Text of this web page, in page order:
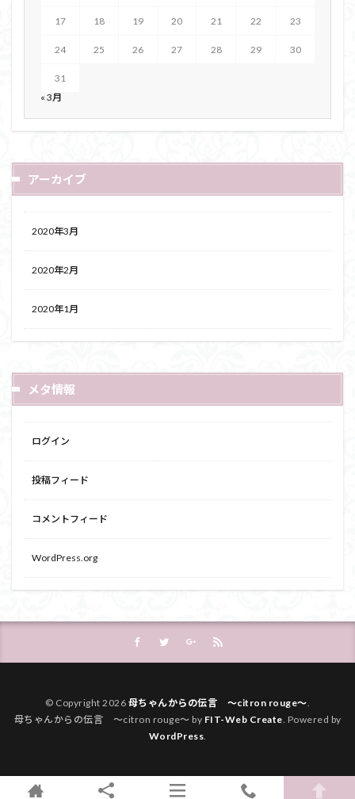
17 18 19 20 21 22 23
24 25 26 27 28 29 30
31
« 3月
アーカイブ
2020年3月
2020年2月
2020年1月
メタ情報
ログイン
投稿フィード
コメントフィード
WordPress.org
© Copyright 2026 母ちゃんからの伝言 ～citron rouge～.
母ちゃんからの伝言 ～citron rouge～ by FIT-Web Create. Powered by
WordPress.